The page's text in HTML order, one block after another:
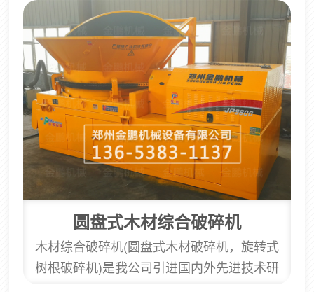
圆盘式木材综合破碎机
木材综合破碎机(圆盘式木材破碎机，旋转式
树根破碎机)是我公司引进国内外先进技术研